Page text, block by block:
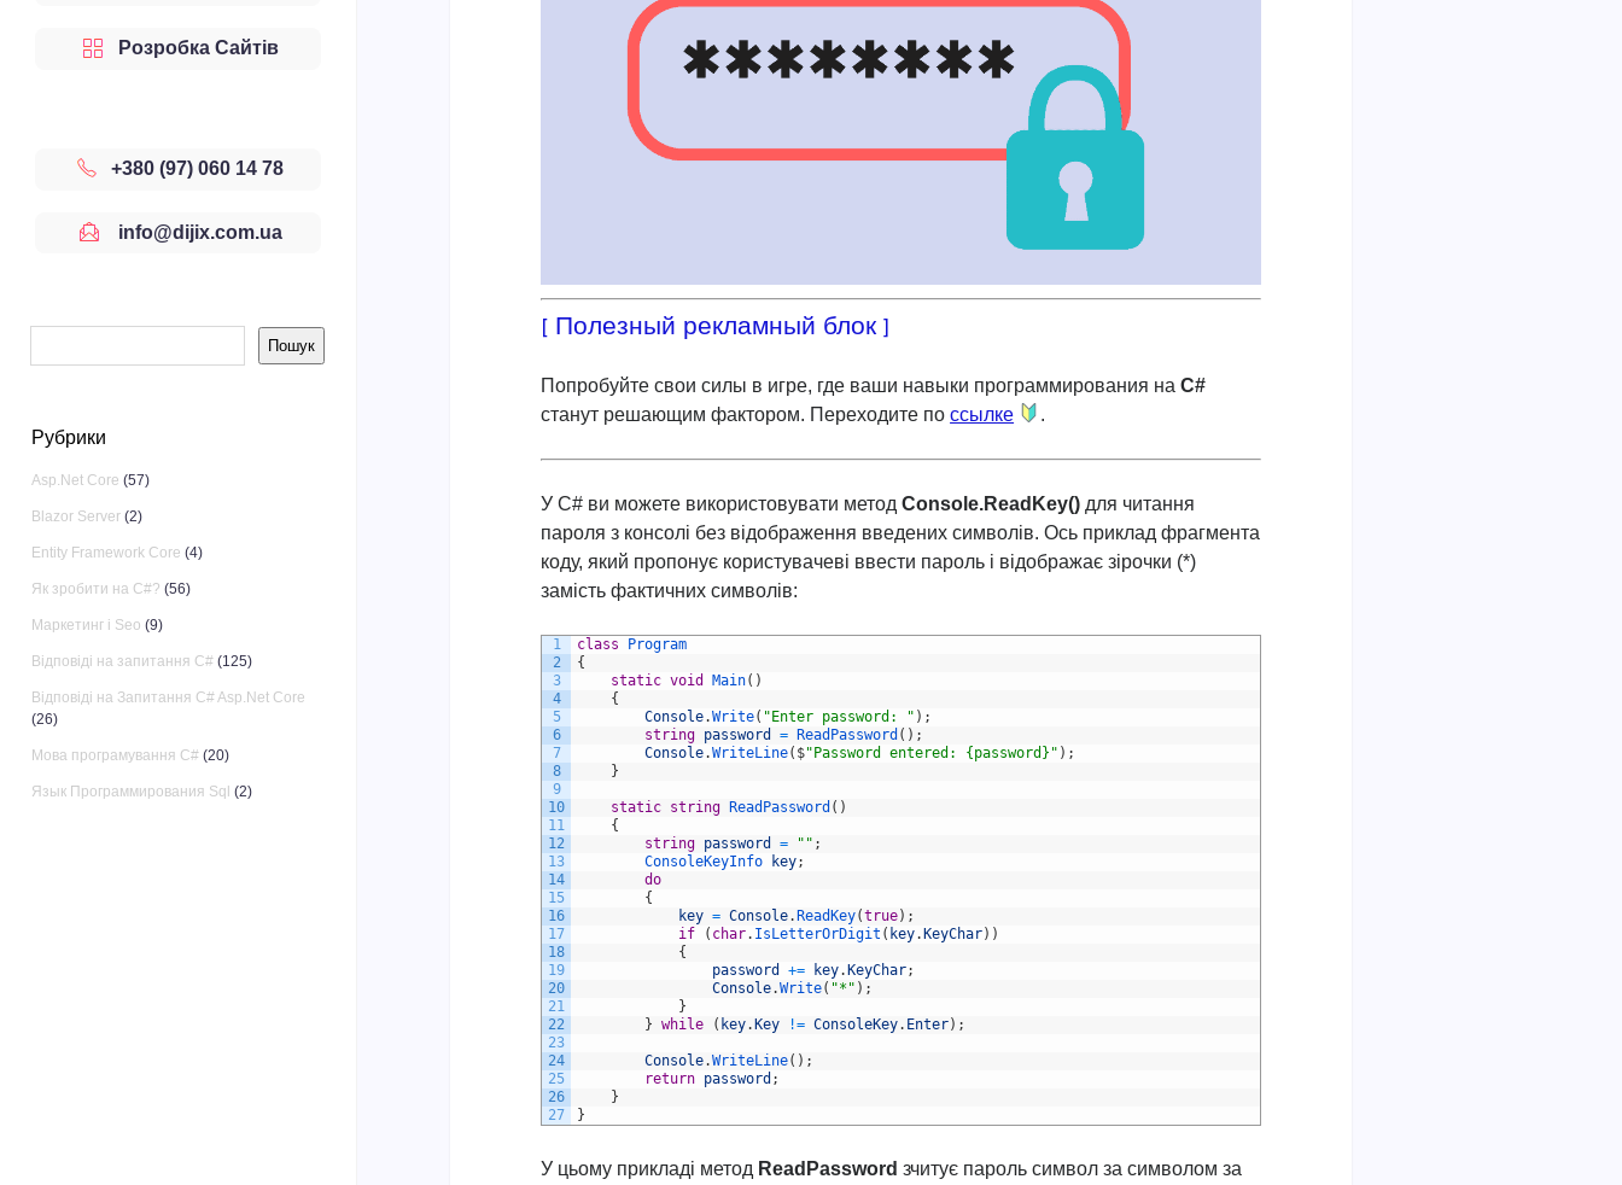
Розробка Сайтів
+380 (97) 060 14 78
info@dijix.com.ua
Sidebar
Пошук
Рубрики
Asp.Net Core (57)
Blazor Server(2)
Entity Framework Core (4)
Як зробити на C#? (56)
Маркетинг і Seo (9)
Відповіді на запитання C#(125)
Відповіді на Запитання C# Asp.Net Core
(26)
Мова програмування C#(20)
Язык Программирования Sql (2)
[ Полезный рекламный блок ]
Попробуйте свои силы в игре, где ваши навыки программирования наC#
станут решающим фактором. Переходите поссылке .
У C# ви можете використовувати методConsole.ReadKey() для читання
пароля з консолі без відображення введених символів. Ось приклад фрагмента
коду, який пропонує користувачеві ввести пароль і відображає зірочки (*)
замість фактичних символів:
1
2
3
4
5
6
7
8
9
10
11
12
13
14
15
16
17
18
19
20
21
22
23
24
25
26
27
class
Program
{
static void Main( )
{
Console.Write( "Enter password: " ) ;
string password = ReadPassword ( ) ;
Console.WriteLine( $"Password entered: {password}" ) ;
}
static string ReadPassword ( )
{
string password = "" ;
ConsoleKeyInfo
key;
do
{
key = Console.ReadKey(true) ;
if
( char. IsLetterOrDigit ( key.KeyChar) )
{
password
+= key.KeyChar;
Console.Write( "*" ) ;
}
} while ( key.Key != ConsoleKey. Enter) ;
Console.WriteLine( ) ;
return password ;
}
}
У цьому прикладі метод ReadPassword зчитує пароль символ за символом за